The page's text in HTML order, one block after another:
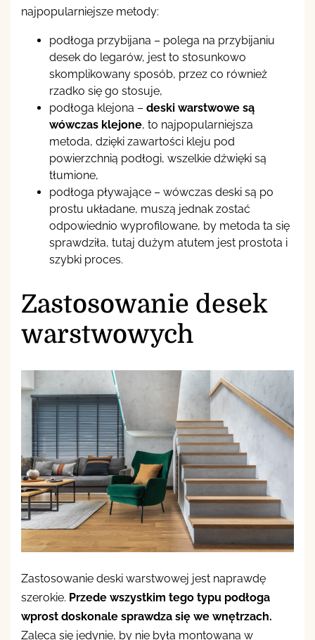
najpopularniejsze metody:
podłoga przybijana – polega na przybijaniu
desek do legarów, jest to stosunkowo
skomplikowany sposób, przez co również
rzadko się go stosuje,
podłoga klejona – deski warstwowe są
wówczas klejone, to najpopularniejsza
metoda, dzięki zawartości kleju pod
powierzchnią podłogi, wszelkie dźwięki są
tłumione,
podłoga pływające – wówczas deski są po
prostu układane, muszą jednak zostać
odpowiednio wyprofilowane, by metoda ta się
sprawdziła, tutaj dużym atutem jest prostota i
szybki proces.
Zastosowanie desek
warstwowych
Zastosowanie deski warstwowej jest naprawdę
szerokie. Przede wszystkim tego typu podłoga
wprost doskonale sprawdza się we wnętrzach.
Zaleca się jedynie, by nie była montowana w